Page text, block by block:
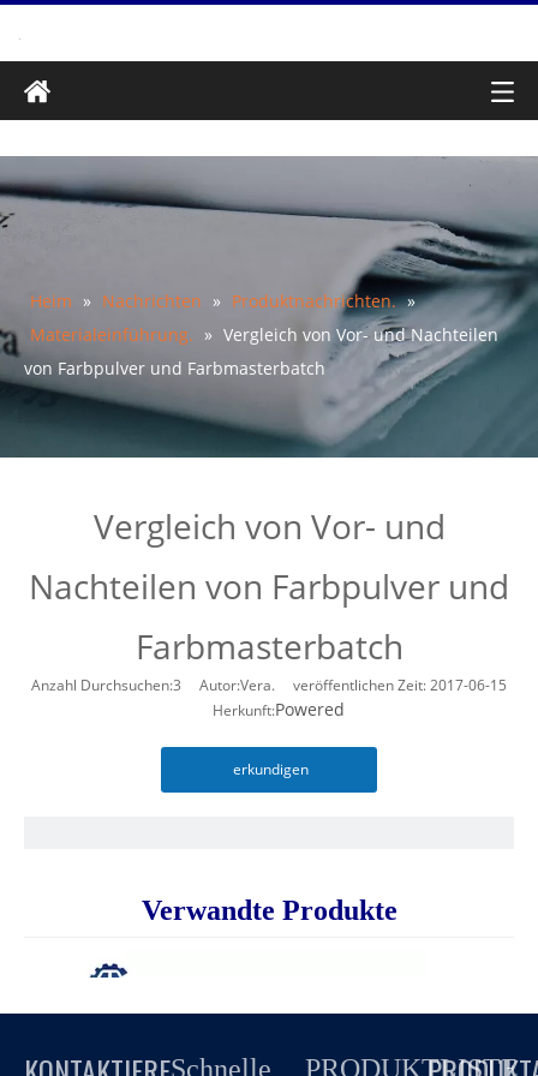
Heim » Nachrichten » Produktnachrichten. »
Materialeinführung. » Vergleich von Vor- und Nachteilen
von Farbpulver und Farbmasterbatch
Vergleich von Vor- und
Nachteilen von Farbpulver und
Farbmasterbatch
Anzahl Durchsuchen:3 Autor:Vera. veröffentlichen Zeit: 2017-06-15
Herkunft:Powered
erkundigen
Verwandte Produkte
Schnelle
PRODUKTLISTE